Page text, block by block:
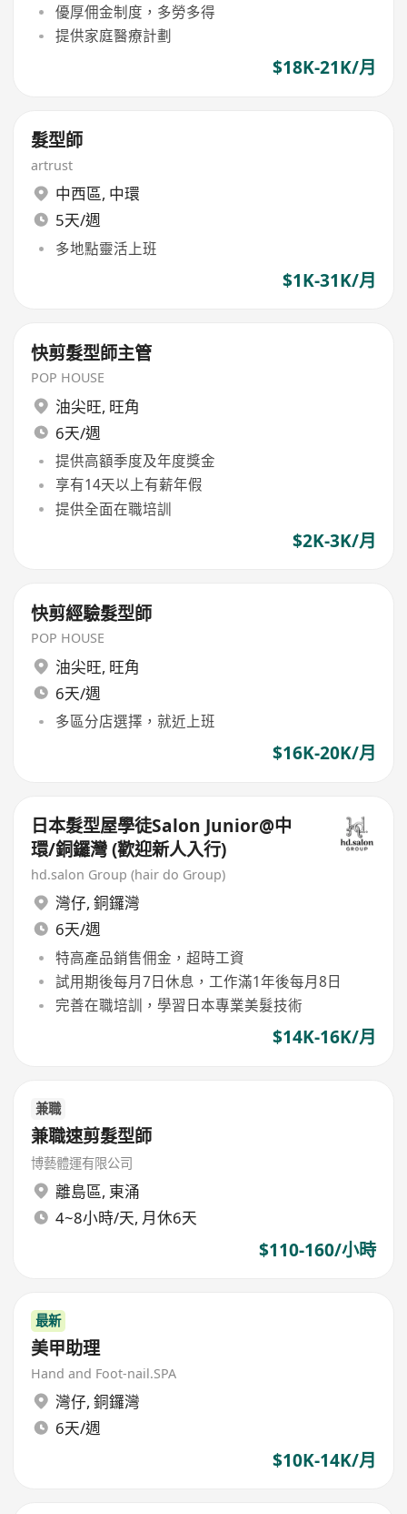
優厚佣金制度，多勞多得
提供家庭醫療計劃
$18K-21K/月
髮型師
artrust
中西區, 中環
5天/週
多地點靈活上班
$1K-31K/月
快剪髮型師主管
POP HOUSE
油尖旺, 旺角
6天/週
提供高額季度及年度獎金
享有14天以上有薪年假
提供全面在職培訓
$2K-3K/月
快剪經驗髮型師
POP HOUSE
油尖旺, 旺角
6天/週
多區分店選擇，就近上班
$16K-20K/月
日本髮型屋學徒Salon Junior@中
環/銅鑼灣 (歡迎新人入行)
hd.salon Group (hair do Group)
灣仔, 銅鑼灣
6天/週
特高產品銷售佣金，超時工資
試用期後每月7日休息，工作滿1年後每月8日
完善在職培訓，學習日本專業美髮技術
$14K-16K/月
兼職
兼職速剪髮型師
博藝體運有限公司
離島區, 東涌
4~8小時/天, 月休6天
$110-160/小時
最新
美甲助理
Hand and Foot-nail.SPA
灣仔, 銅鑼灣
6天/週
$10K-14K/月